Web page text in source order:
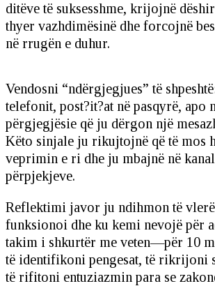
ditëve të suksesshme, krijojnë
thyer vazhdimësinë dhe forcojnë
në rrugën e duhur.
Vendosni “ndërgjegjues” të
telefonit, post?it?at në pasqyrë, apo
përgjegjësie që ju dërgon një
Këto sinjale ju rikujtojnë që të mos
veprimin e ri dhe ju mbajnë në
përpjekjeve.
Reflektimi javor ju ndihmon të
funksionoi dhe ku kemi nevojë për
takim i shkurtër me veten—për 10
të identifikoni pengesat, të rikrijoni
të rifitoni entuziazmin para se